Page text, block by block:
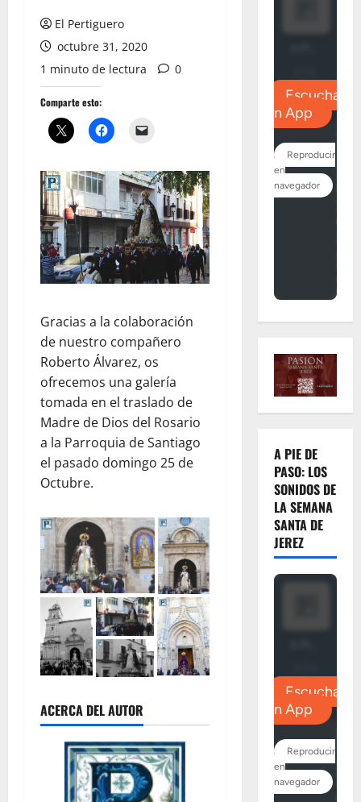
El Pertiguero
octubre 31, 2020
1 minuto de lectura
0
Comparte esto:
Gracias a la colaboración
de nuestro compañero
Roberto Álvarez, os
ofrecemos una galería
tomada en el traslado de
Madre de Dios del Rosario
a la Parroquia de Santiago
el pasado domingo 25 de
Octubre.
ACERCA DEL AUTOR
A PIE DE
PASO: LOS
SONIDOS DE
LA SEMANA
SANTA DE
JEREZ